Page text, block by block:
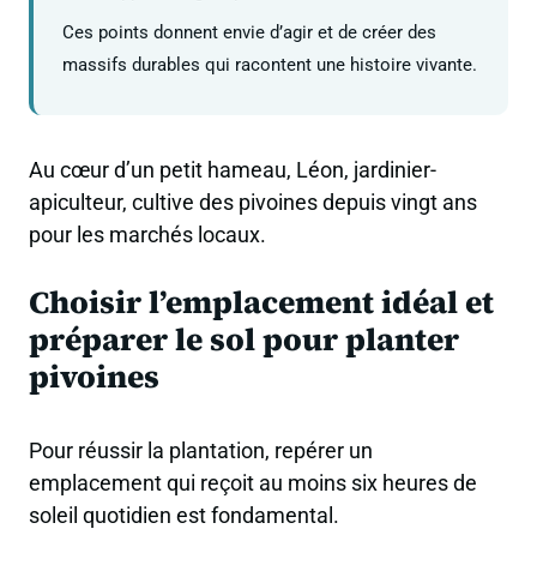
Ces points donnent envie d’agir et de créer des
massifs durables qui racontent une histoire vivante.
Au cœur d’un petit hameau, Léon, jardinier-
apiculteur, cultive des pivoines depuis vingt ans
pour les marchés locaux.
Choisir l’emplacement idéal et
préparer le sol pour planter
pivoines
Pour réussir la plantation, repérer un
emplacement qui reçoit au moins six heures de
soleil quotidien est fondamental.